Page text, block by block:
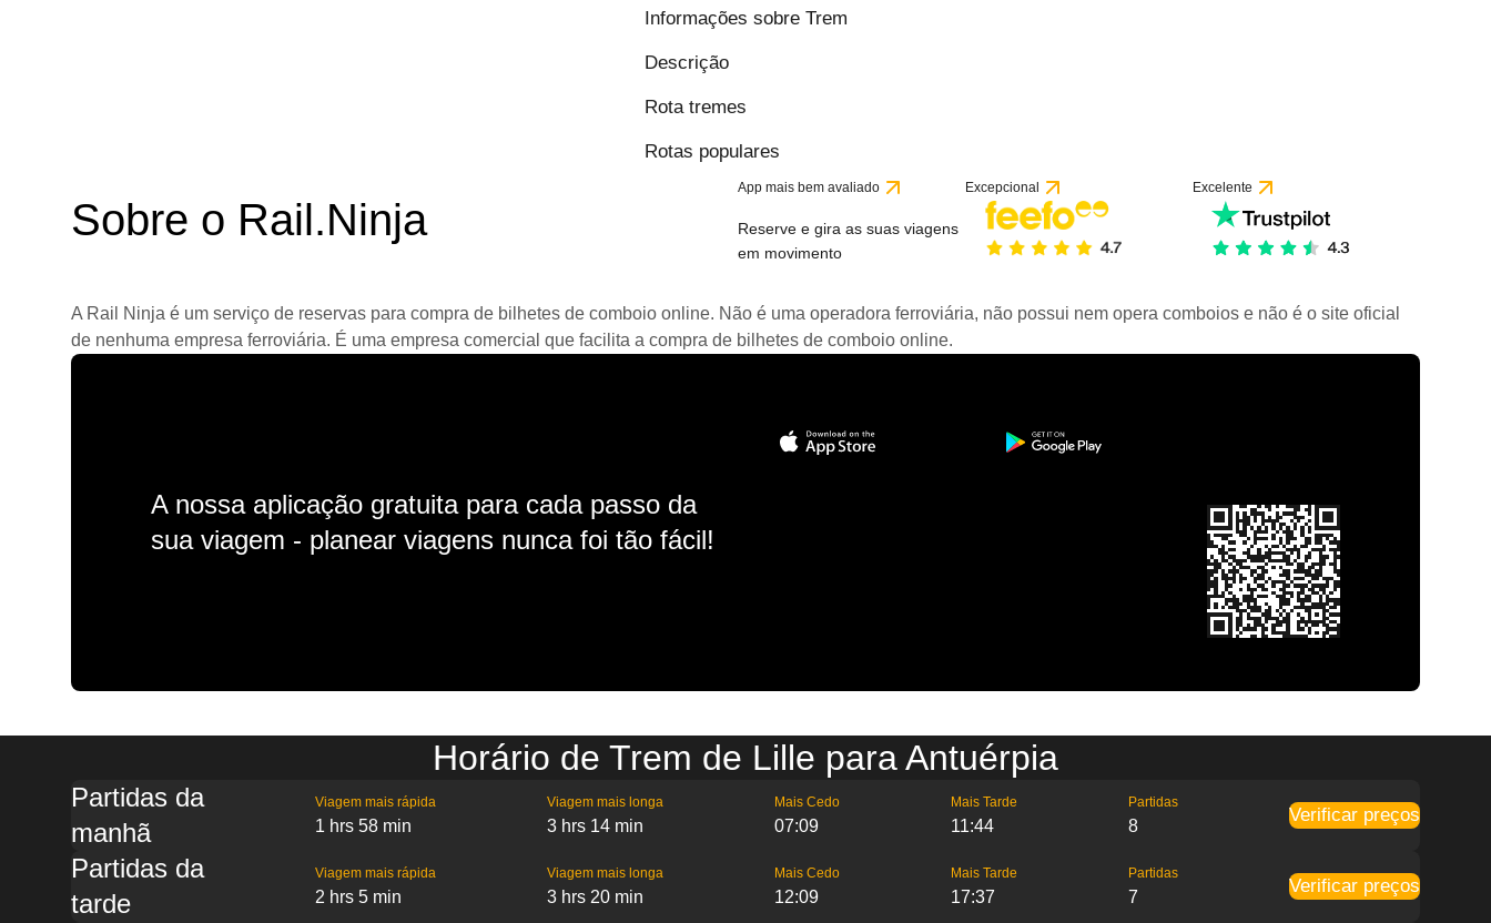
Informações sobre Trem
Descrição
Rota tremes
Rotas populares
Sobre o Rail.Ninja
App mais bem avaliado
Reserve e gira as suas viagens
em movimento
Excepcional Excelente
A Rail Ninja é um serviço de reservas para compra de bilhetes de comboio online. Não é uma operadora ferroviária, não possui nem opera comboios e não é o site oficial
de nenhuma empresa ferroviária. É uma empresa comercial que facilita a compra de bilhetes de comboio online.
A nossa aplicação gratuita para cada passo da
sua viagem - planear viagens nunca foi tão fácil!
Horário de Trem de Lille para Antuérpia
Partidas da
manhã
Viagem mais rápida
1 hrs 58 min
Viagem mais longa
3 hrs 14 min
Mais Cedo
07:09
Mais Tarde
11:44
Partidas
8
Verificar preços
Partidas da
tarde
Viagem mais rápida
2 hrs 5 min
Viagem mais longa
3 hrs 20 min
Mais Cedo
12:09
Mais Tarde
17:37
Partidas
7
Verificar preços